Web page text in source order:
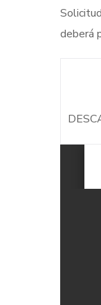
deberá